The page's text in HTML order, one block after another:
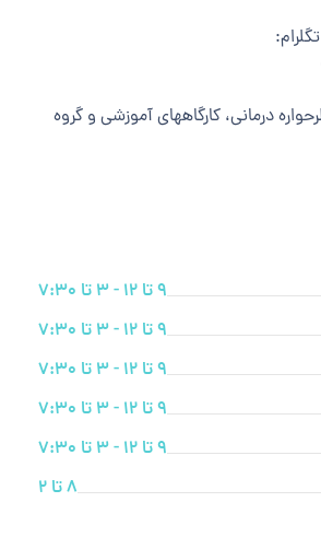
درمانی، کارگاههای آموزشی و گروه
9 تا 12 - 3 تا 7:30
9 تا 12 - 3 تا 7:30
9 تا 12 - 3 تا 7:30
9 تا 12 - 3 تا 7:30
9 تا 12 - 3 تا 7:30
8 تا 2